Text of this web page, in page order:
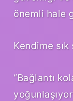
önemli hale
Kendime
“Bağlantı